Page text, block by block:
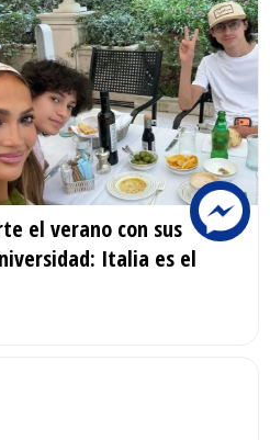
el verano con sus
Italia es el